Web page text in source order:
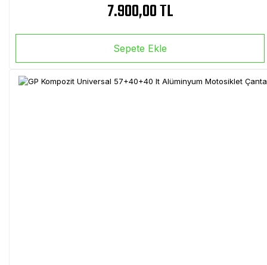
7.900,00 TL
Sepete Ekle